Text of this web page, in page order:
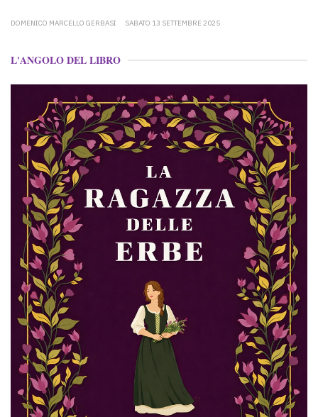
DOMENICO MARCELLO GERBASI SABATO 13 SETTEMBRE 2025
L'ANGOLO DEL LIBRO